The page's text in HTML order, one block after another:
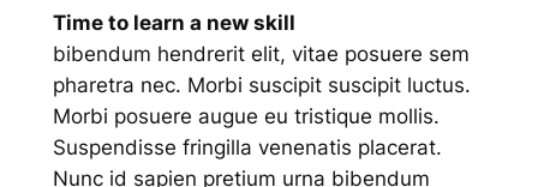
Time to learn a new skill
bibendum hendrerit elit, vitae posuere sem
pharetra nec. Morbi suscipit suscipit luctus.
Morbi posuere augue eu tristique mollis.
Suspendisse fringilla venenatis placerat.
Nunc id sapien pretium urna bibendum